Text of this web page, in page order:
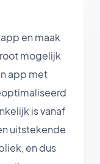
en maak
mogelijk
app met
is vanaf
uitstekende
en dus